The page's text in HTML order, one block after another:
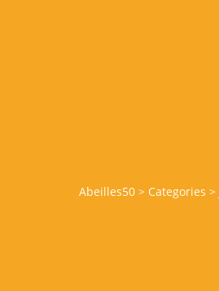
Abeilles50 > Categories >